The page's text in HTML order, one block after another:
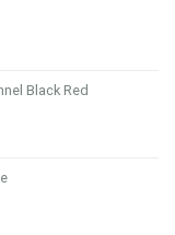
Black Red